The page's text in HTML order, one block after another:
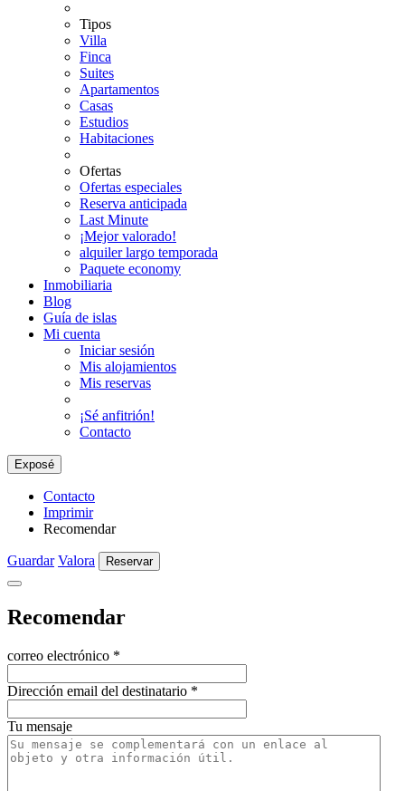
Tipos
Villa
Finca
Suites
Apartamentos
Casas
Estudios
Habitaciones
Ofertas
Ofertas especiales
Reserva anticipada
Last Minute
¡Mejor valorado!
alquiler largo temporada
Paquete economy
Inmobiliaria
Blog
Guía de islas
Mi cuenta
Iniciar sesión
Mis alojamientos
Mis reservas
¡Sé anfitrión!
Contacto
Exposé
Contacto
Imprimir
Recomendar
Guardar Valora Reservar
Recomendar
correo electrónico *
Dirección email del destinatario *
Tu mensaje